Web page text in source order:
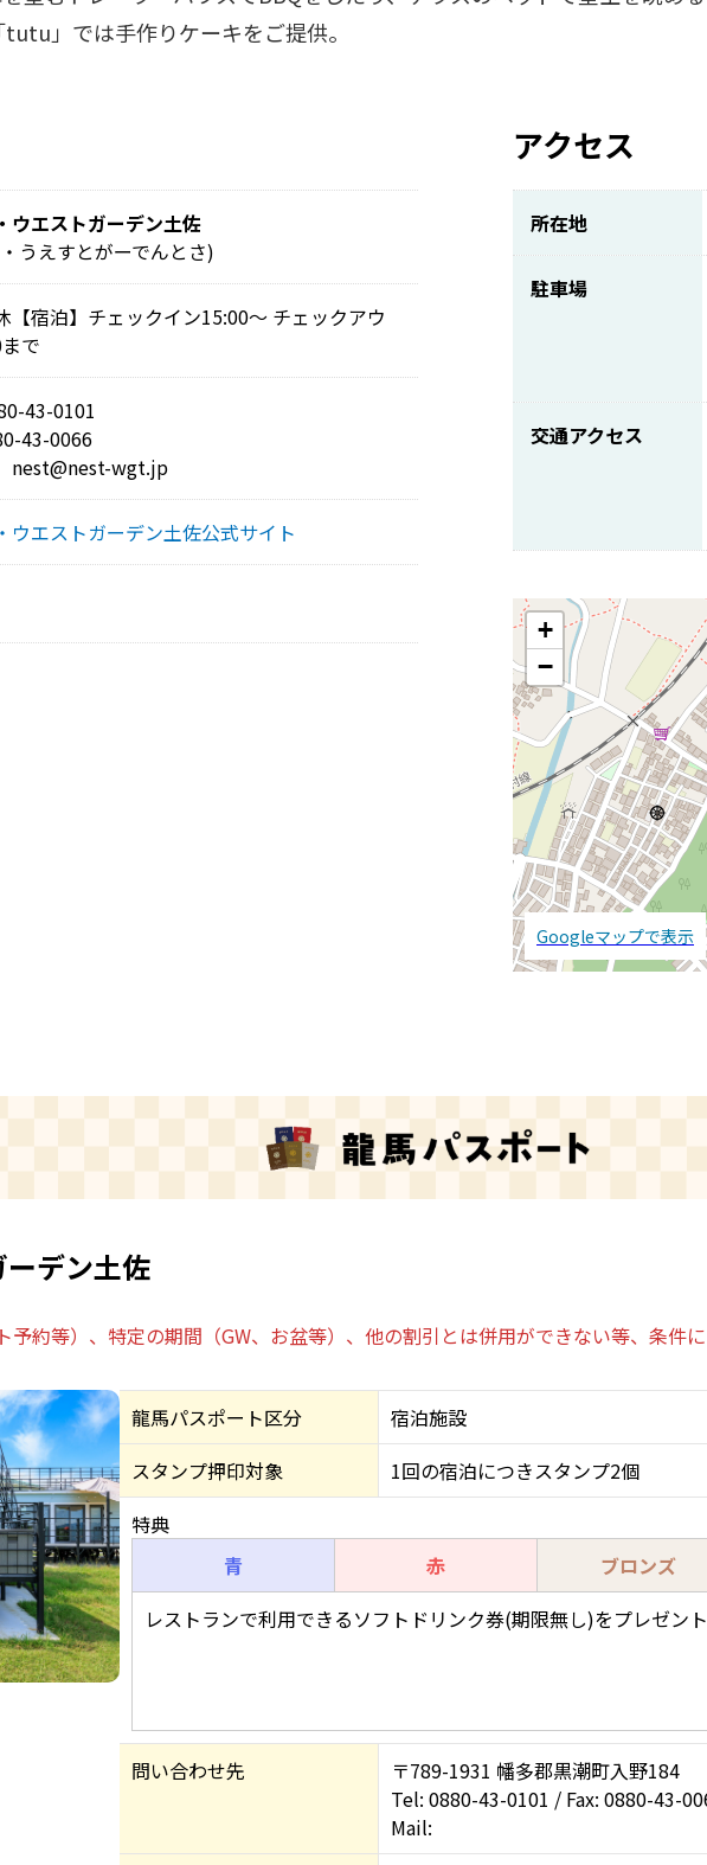
」では手作りケーキをご提供。
ウエストガーデン土佐
うえすとがーでんとさ)
【宿泊】チェックイン15:00〜 チェックアウ
で
43-0101
43-0066
nest@nest-wgt.jp
ウエストガーデン土佐公式サイト
アクセス
所在地
駐車場
交通アクセス
+
−
Googleマップで表示
デン土佐
約等）、特定の期間（GW、お盆等）、他の割引とは併用ができない等、条件
龍馬パスポート区分
宿泊施設
スタンプ押印対象
1回の宿泊につきスタンプ2個
特典
青
赤 ブロンズ
レストランで利用できるソフトドリンク券(期限無し)をプレゼント
問い合わせ先
〒789-1931 幡多郡黒潮町入野184
Tel: 0880-43-0101 / Fax: 0880-43-
Mail: